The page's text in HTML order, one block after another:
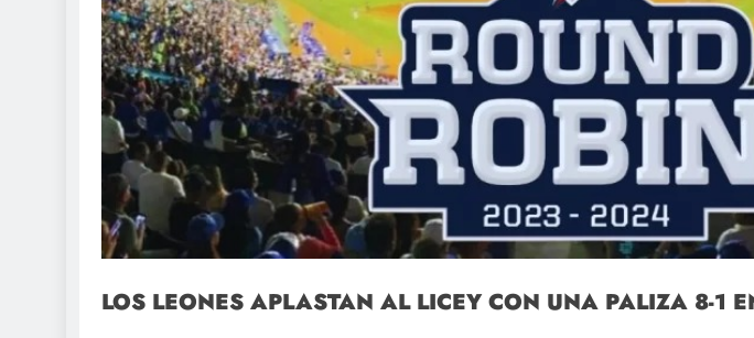
LOS LEONES APLASTAN AL LICEY CON UNA PALIZA 8-1